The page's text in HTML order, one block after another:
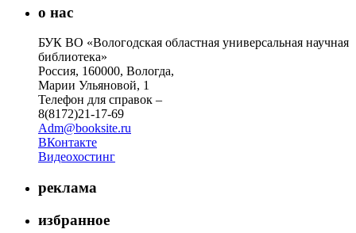
о нас
БУК ВО «Вологодская областная универсальная научная
библиотека»
Россия, 160000, Вологда,
Марии Ульяновой, 1
Телефон для справок –
8(8172)21-17-69
Adm@booksite.ru
ВКонтакте
Видеохостинг
реклама
избранное